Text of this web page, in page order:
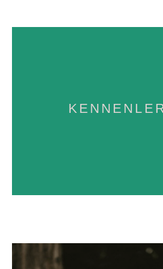
zu erwartende Investition aus.